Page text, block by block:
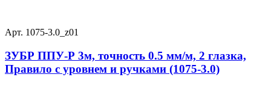
Арт. 1075-3.0_z01
ЗУБР ППУ-Р 3м, точность 0.5 мм/м, 2 глазка,
Правило с уровнем и ручками (1075-3.0)